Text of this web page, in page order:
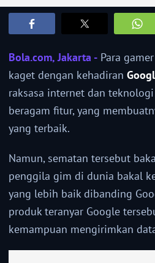
Bola.com, Jakarta - Para
kaget dengan kehadiran
raksasa internet dan
beragam fitur, yang
yang terbaik.
Namun, sematan tersebut
penggila gim di dunia bakal
yang lebih baik dibanding
produk teranyar Google
kemampuan mengirimkan